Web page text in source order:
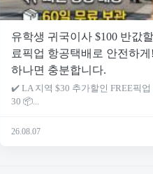
유학생 귀국이사 $100 반값
료픽업 항공택배로 안전하
하나면 충분합니다.
✔️ LA 지역 $30 추가할인 FREE픽
30 📦...
26.08.07